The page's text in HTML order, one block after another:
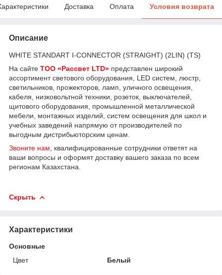
Доставка Оплата Условия возврата
Описание
WHITE STANDART I-CONNECTOR (STRAIGHT) (2LIN) (TS)
На сайте ТОО «Рассвет LTD» представлен широкий
ассортимент светового оборудования, LED систем, люстр,
светильников, прожекторов, ламп, уличного освещения,
кабеля, низковольтной техники, розеток, выключателей,
щитового оборудования, промышленной металлической
мебели, монтажных изделий, систем освещения для школ и
учебных заведений напрямую от производителей по
выгодным дистрибьюторским ценам.
Звоните нам , квалифицированные сотрудники ответят на
ваши вопросы и оформят доставку вашего заказа по всем
регионам Казахстана.
Скрыть
Характеристики
Основные
Цвет
Белый